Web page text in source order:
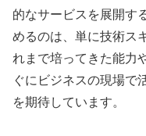
的なサービスを展開す
めるのは、単に技術ス
れまで培ってきた能力
ぐにビジネスの現場で
を期待しています。